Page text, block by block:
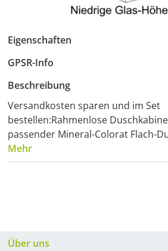
Eigenschaften
GPSR-Info
Beschreibung
Versandkosten sparen und im Set
bestellen:Rahmenlose
passender Mineral-Colorat Flach-
Mehr
Über uns